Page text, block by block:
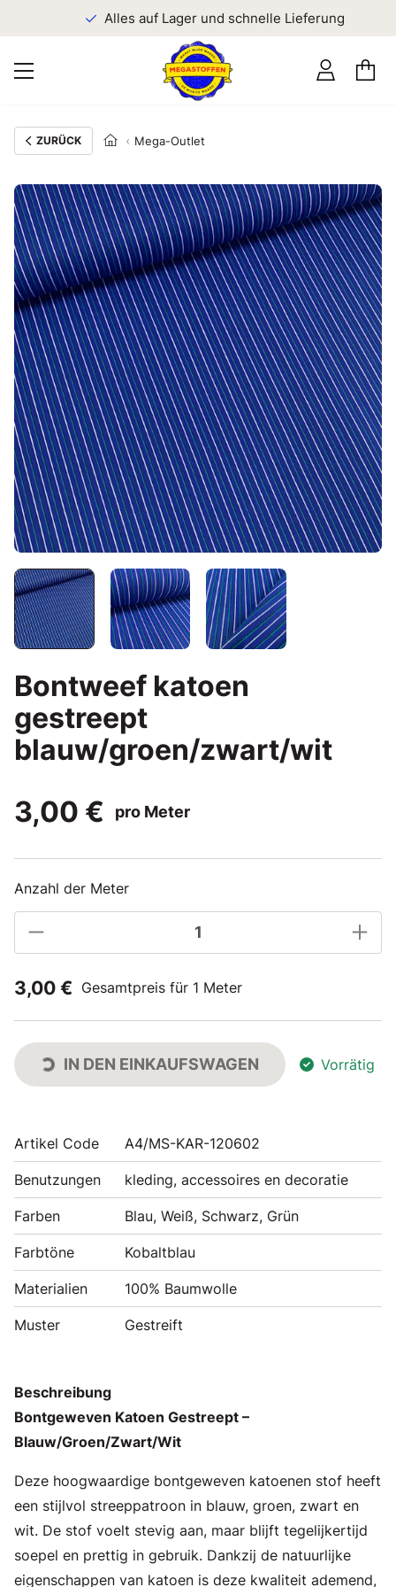
Alles auf Lager und schnelle Lieferung
ZURÜCK Mega-Outlet
Bontweef katoen
gestreept
blauw/groen/zwart/wit
3,00 €
pro Meter
Anzahl der Meter
3,00 € Gesamtpreis für 1 Meter
IN DEN EINKAUFSWAGEN Vorrätig
Artikel Code A4/MS-KAR-120602
Benutzungen kleding, accessoires en decoratie
Farben Blau, Weiß, Schwarz, Grün
Farbtöne Kobaltblau
Materialien 100% Baumwolle
Muster Gestreift
Beschreibung
Bontgeweven Katoen Gestreept –
Blauw/Groen/Zwart/Wit
Deze hoogwaardige bontgeweven katoenen stof heeft
een stijlvol streeppatroon in blauw, groen, zwart en
wit. De stof voelt stevig aan, maar blijft tegelijkertijd
soepel en prettig in gebruik. Dankzij de natuurlijke
eigenschappen van katoen is deze kwaliteit ademend,